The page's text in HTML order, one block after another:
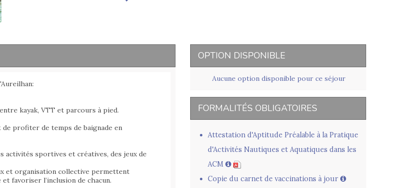
kayak, VTT et parcours à pied.
profiter de temps de baignade en
activités sportives et créatives, des jeux de
et organisation collective permettent
favoriser l’inclusion de chacun.
OPTION DISPONIBLE
Aucune option disponible pour ce séjour
FORMALITÉS OBLIGATOIRES
Attestation d'Aptitude Préalable à la Pratique
d'Activités Nautiques et Aquatiques dans les
ACM
Copie du carnet de vaccinations à jour